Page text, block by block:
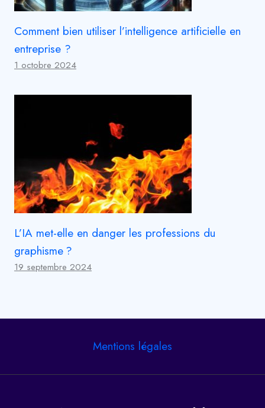
Comment bien utiliser l’intelligence artificielle en
entreprise ?
1 octobre 2024
L’IA met-elle en danger les professions du
graphisme ?
19 septembre 2024
Mentions légales